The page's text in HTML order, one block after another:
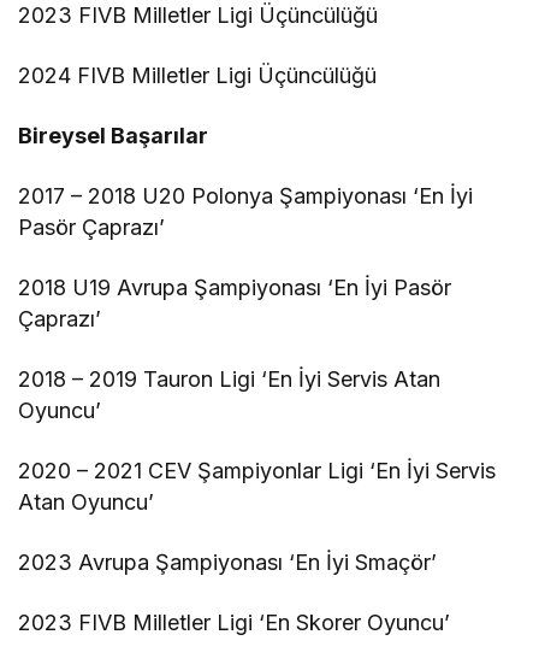
2023 FIVB Milletler Ligi Üçüncülüğü
2024 FIVB Milletler Ligi Üçüncülüğü
Bireysel Başarılar
2017 – 2018 U20 Polonya Şampiyonası ‘En İyi
Pasör Çaprazı’
2018 U19 Avrupa Şampiyonası ‘En İyi Pasör
Çaprazı’
2018 – 2019 Tauron Ligi ‘En İyi Servis Atan
Oyuncu’
2020 – 2021 CEV Şampiyonlar Ligi ‘En İyi Servis
Atan Oyuncu’
2023 Avrupa Şampiyonası ‘En İyi Smaçör’
2023 FIVB Milletler Ligi ‘En Skorer Oyuncu’